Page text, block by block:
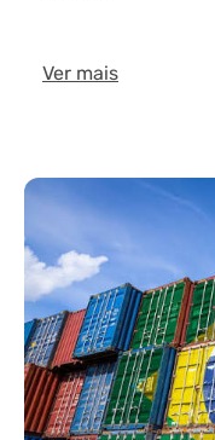
Ver mais